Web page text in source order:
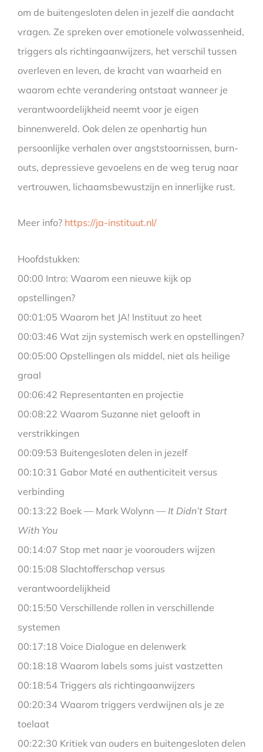
om de buitengesloten delen in jezelf die aandacht
vragen. Ze spreken over emotionele volwassenheid,
triggers als richtingaanwijzers, het verschil tussen
overleven en leven, de kracht van waarheid en
waarom echte verandering ontstaat wanneer je
verantwoordelijkheid neemt voor je eigen
binnenwereld. Ook delen ze openhartig hun
persoonlijke verhalen over angststoornissen, burn-
outs, depressieve gevoelens en de weg terug naar
vertrouwen, lichaamsbewustzijn en innerlijke rust.
Meer info? https://ja-instituut.nl/
Hoofdstukken:
00:00 Intro: Waarom een nieuwe kijk op
opstellingen?
00:01:05 Waarom het JA! Instituut zo heet
00:03:46 Wat zijn systemisch werk en opstellingen?
00:05:00 Opstellingen als middel, niet als heilige
graal
00:06:42 Representanten en projectie
00:08:22 Waarom Suzanne niet gelooft in
verstrikkingen
00:09:53 Buitengesloten delen in jezelf
00:10:31 Gabor Maté en authenticiteit versus
verbinding
00:13:22 Boek — Mark Wolynn — It Didn’t Start
With You
00:14:07 Stop met naar je voorouders wijzen
00:15:08 Slachtofferschap versus
verantwoordelijkheid
00:15:50 Verschillende rollen in verschillende
systemen
00:17:18 Voice Dialogue en delenwerk
00:18:18 Waarom labels soms juist vastzetten
00:18:54 Triggers als richtingaanwijzers
00:20:34 Waarom triggers verdwijnen als je ze
toelaat
00:22:30 Kritiek van ouders en buitengesloten delen